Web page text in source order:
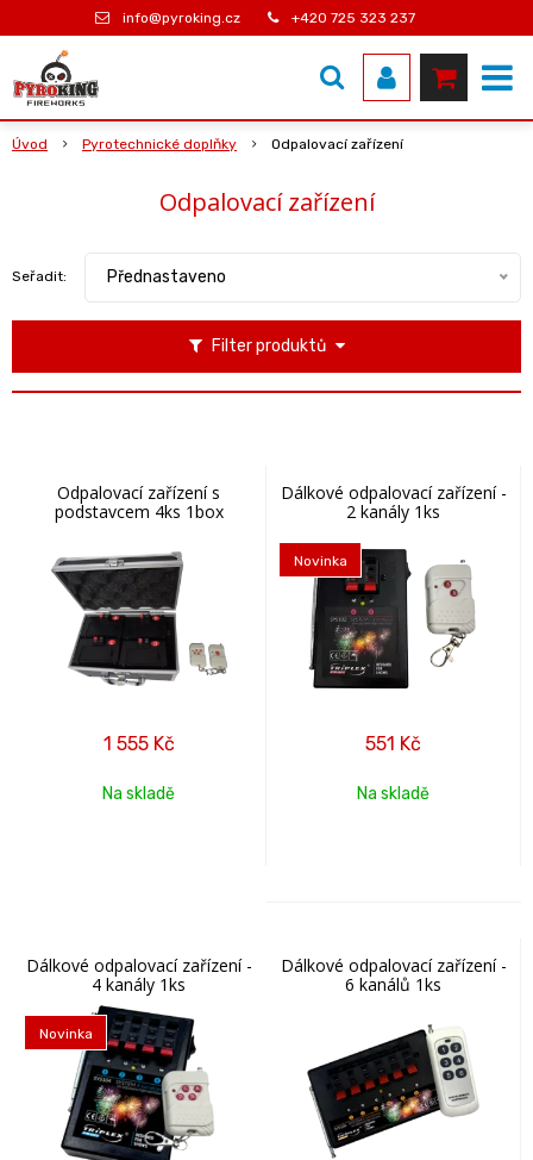
info@pyroking.cz +420 725 323 237
Úvod Pyrotechnické doplňky Odpalovací zařízení
Odpalovací zařízení
Filter produktů
Seřadit: Přednastaveno
Odpalovací zařízení s
podstavcem 4ks 1box
1 555 Kč
Na skladě
Dálkové odpalovací zařízení -
2 kanály 1ks
Novinka
551 Kč
Na skladě
Dálkové odpalovací zařízení -
4 kanály 1ks
Novinka
Dálkové odpalovací zařízení -
6 kanálů 1ks